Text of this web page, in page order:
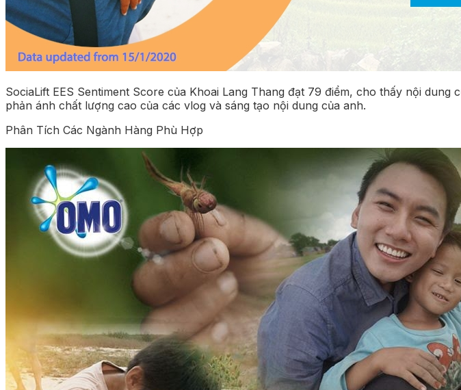
SociaLift EES Sentiment Score của Khoai Lang Thang đạt 79 điểm, cho thấy nội
phản ánh chất lượng cao của các vlog và sáng tạo nội dung của anh.
Phân Tích Các Ngành Hàng Phù Hợp